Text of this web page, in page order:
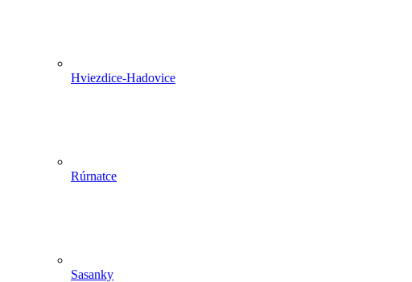
Hviezdice-Hadovice
Rúrnatce
Sasanky